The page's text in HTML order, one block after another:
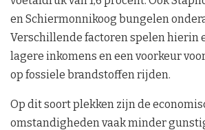
en Schiermonnikoog bungelen
Verschillende factoren spelen hierin
lagere inkomens en een voorkeur
op fossiele brandstoffen rijden.
Op dit soort plekken zijn de
omstandigheden vaak minder